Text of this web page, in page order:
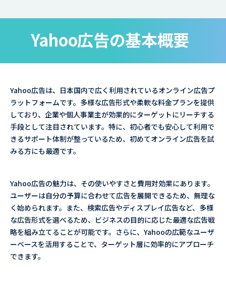
Yahoo広告の基本概要
Yahoo広告は、日本国内で広く利用されているオンライン広告プ
ラットフォームです。多様な広告形式や柔軟な料金プランを提供
しており、企業や個人事業主が効果的にターゲットにリーチする
手段として注目されています。特に、初心者でも安心して利用で
きるサポート体制が整っているため、初めてオンライン広告を試
みる方にも最適です。
Yahoo広告の魅力は、その使いやすさと費用対効果にあります。
ユーザーは自分の予算に合わせて広告を展開できるため、無理な
く始められます。また、検索広告やディスプレイ広告など、多様
な広告形式を選べるため、ビジネスの目的に応じた最適な広告戦
略を組み立てることが可能です。さらに、Yahooの広範なユーザ
ーベースを活用することで、ターゲット層に効率的にアプローチ
できます。